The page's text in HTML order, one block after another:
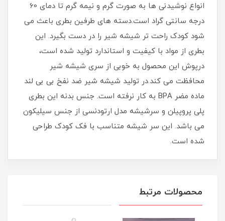
انواع نوشیدنی ها به صورت گرم و نیمه گرم تا دمای 60
درجه سانتی گراد است.دسته های طرفین بطری باعث می
شود کودک راحت تر شیشه شیر را در دست بگیرد. این
بطری از مواد با کیفیت و استاندارد تولید شده است،
درپوش این محصول به خوبی از سری شیشه شیر
محافظت می کند.در تولید شیشه شیر ضد نفخ بی بی لند
ماده مضر BPA به کار نرفته است. جنس بدنه این بطری
پلی پروپیلن و سرشیشه مدل ارتودنسی از جنس سیلیکون
می باشد. این سر شیشه متناسب با فک کودک طراحی
شده است.
محصولات مرتبط